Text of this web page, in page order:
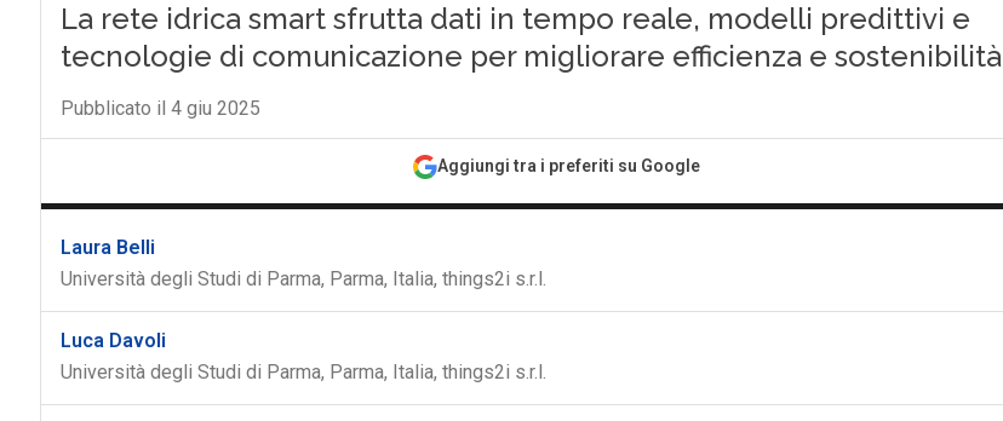
La rete idrica smart sfrutta dati in tempo reale, modelli predittivi e
tecnologie di comunicazione per migliorare efficienza e sostenibilità
Pubblicato il 4 giu 2025
Aggiungi tra i preferiti su Google
Laura Belli
Università degli Studi di Parma, Parma, Italia, things2i s.r.l.
Luca Davoli
Università degli Studi di Parma, Parma, Italia, things2i s.r.l.